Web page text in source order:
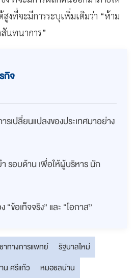
งที่จะมีการระบุเพิ่มเติมว่า “ห้าม
นทนาการ”
กิจ
เปลี่ยนแปลงของประเทศมาอย่าง
รอบด้าน เพื่อให้ผู้บริหาร นัก
ข้อเท็จจริง” และ “โอกาส”
ทางการแพทย์
รัฐบาลใหม่
ศรีแก้ว
หมอชลน่าน